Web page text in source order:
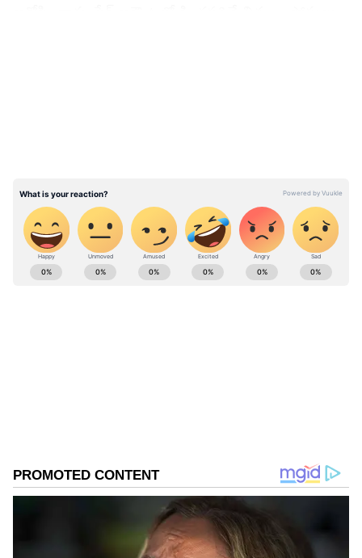
ఇక, రెండో రోజు (ఆగస్టు 2) ఈడీ విచారణకు హాజరయ్యే
ముందు చీకోటీ ప్రవీణ్ మీడియాతో మాట్లాడుతూ.. నకిలీ
సోషల్ మీడియా ఖాతాలు ఎవరు సృష్టించారో తనకు
తెలియదన్నారు. ఈ విషయమై విచారణ జరిపించాలని
ఆయన పోలీసులను కోరారు.
ABOUT THE AUTHOR